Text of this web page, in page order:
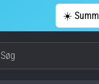
☀️